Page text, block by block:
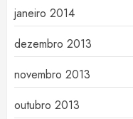
janeiro 2014
dezembro 2013
novembro 2013
outubro 2013